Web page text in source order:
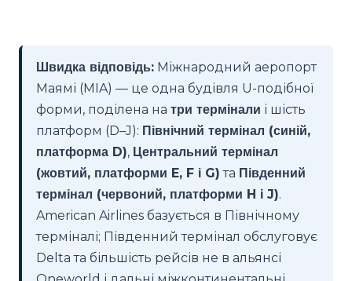
Швидка відповідь: Міжнародний аеропорт
Маямі (MIA) — це одна будівля U-подібної
форми, поділена на три термінали і шість
платформ (D–J): Північний термінал (синій,
платформа D), Центральний термінал
(жовтий, платформи E, F і G) та Південний
термінал (червоний, платформи H і J).
American Airlines базується в Північному
терміналі; Південний термінал обслуговує
Delta та більшість рейсів не в альянсі